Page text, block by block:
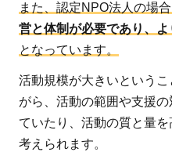
寄
付
先
を
ご
紹
介
また、認定NPO法人の場合
営と体制が必要であり、
となっています。
活動規模が大きいという
がら、活動の範囲や支援
ていたり、活動の質と量
考えられます。